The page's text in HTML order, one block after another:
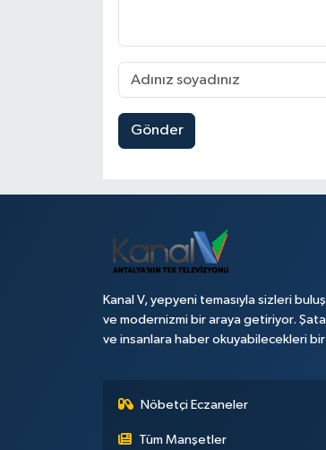
Gönder
Kanal V, yepyeni temasıyla sizleri
ve modernizmi bir araya getiriyor.
ve insanlara haber okuyabilecekleri bir
Nöbetçi Eczaneler
Tüm Manşetler